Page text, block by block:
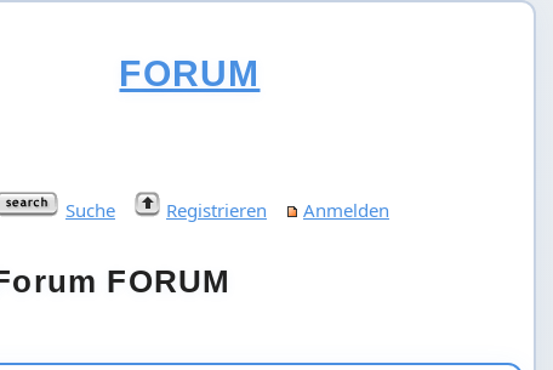
FORUM
Suche Registrieren Anmelden
FORUM